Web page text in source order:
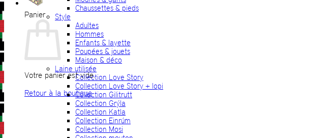
Panier
Votre panier est vide.
Retour à la boutique
Chaussettes & pieds
Style
Adultes
Hommes
Enfants & layette
Poupées & jouets
Maison & déco
Laine utilisée
Collection Love Story
Collection Love Story + lopi
Collection Gilitrutt
Collection Grýla
Collection Katla
Collection Einrúm
Collection Mosi